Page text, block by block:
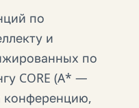
по
и
по
CORE (A* —